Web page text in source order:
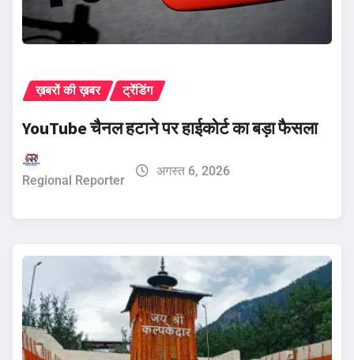
ख़बरों की ख़बर ट्रेंडिंग
YouTube चैनल हटाने पर हाईकोर्ट का बड़ा फैसला
Regional Reporter
अगस्त 6, 2026